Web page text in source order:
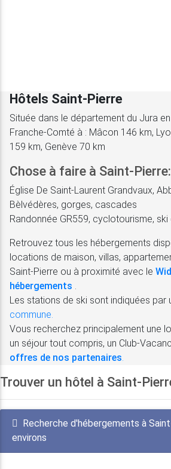
Hôtels Saint-Pierre
Située dans le département du Jura
Franche-Comté à : Mâcon 146 km,
159 km, Genève 70 km
Chose à faire à Saint-Pierre:
Église De Saint-Laurent Grandvaux,
Bèlvédères, gorges, cascades
Randonnée GR559, cyclotourisme,
Retrouvez tous les hébergements
locations de maison, villas,
Saint-Pierre ou à proximité avec le
hébergements
Les stations de ski sont indiquées par
commune.
Vous recherchez principalement une
un séjour tout compris, un Club-
offres de nos partenaires
Trouver un hôtel à Saint-
Recherche d'hébergements à
environs